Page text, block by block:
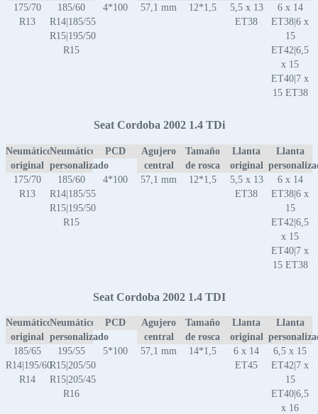
175/70
R13
185/60
R14|185/55
R15|195/50
R15
4*100 57,1 mm 12*1,5
5,5 x 13
ET38
6 x 14
ET38|6 x
15
ET42|6,5
x 15
ET40|7 x
15 ET38
Seat Cordoba 2002 1.4 TDi
Neumático
original
Neumático
personalizado
PCD
Agujero
central
Tamaño
de rosca
Llanta
original
Llanta
175/70
R13
185/60
R14|185/55
R15|195/50
R15
4*100 57,1 mm 12*1,5
5,5 x 13
ET38
6 x 14
ET38|6 x
15
ET42|6,5
x 15
ET40|7 x
15 ET38
Seat Cordoba 2002 1.4 TDI
Neumático
original
Neumático
personalizado
PCD
Agujero
central
Tamaño
de rosca
Llanta
original
Llanta
185/65
R14|195/60
R14
195/55
R15|205/50
R15|205/45
R16
5*100 57,1 mm 14*1,5
6 x 14
ET45
6,5 x 15
ET42|7 x
15
ET40|6,5
x 16